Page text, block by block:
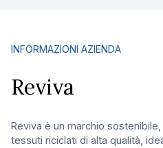
INFORMAZIONI AZIENDA
Reviva
Reviva è un marchio
tessuti riciclati di alta qualità,